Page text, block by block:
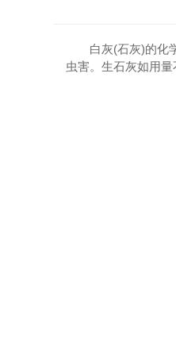
白灰(石灰)的化
虫害。生石灰如用量